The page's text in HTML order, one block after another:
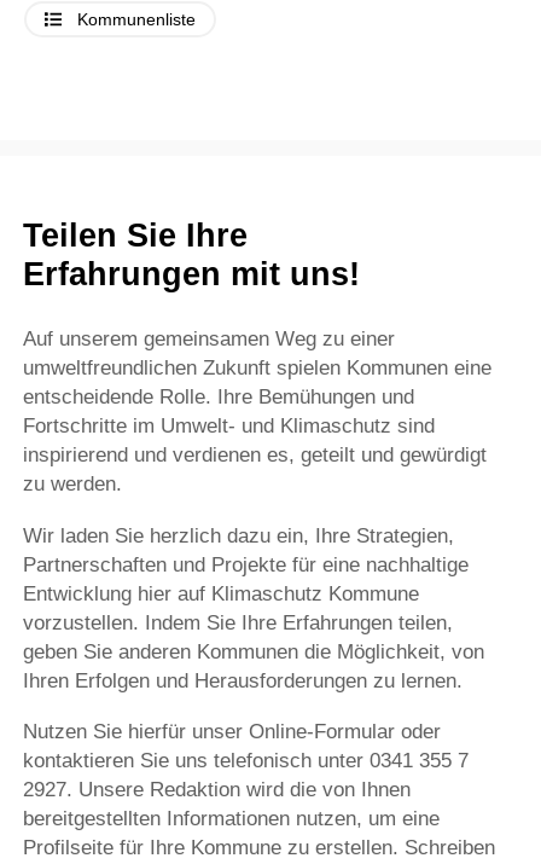
Kommunenliste
Teilen Sie Ihre
Erfahrungen mit uns!
Auf unserem gemeinsamen Weg zu einer
umweltfreundlichen Zukunft spielen Kommunen eine
entscheidende Rolle. Ihre Bemühungen und
Fortschritte im Umwelt- und Klimaschutz sind
inspirierend und verdienen es, geteilt und gewürdigt
zu werden.
Wir laden Sie herzlich dazu ein, Ihre Strategien,
Partnerschaften und Projekte für eine nachhaltige
Entwicklung hier auf Klimaschutz Kommune
vorzustellen. Indem Sie Ihre Erfahrungen teilen,
geben Sie anderen Kommunen die Möglichkeit, von
Ihren Erfolgen und Herausforderungen zu lernen.
Nutzen Sie hierfür unser Online-Formular oder
kontaktieren Sie uns telefonisch unter 0341 355 7
2927. Unsere Redaktion wird die von Ihnen
bereitgestellten Informationen nutzen, um eine
Profilseite für Ihre Kommune zu erstellen. Schreiben